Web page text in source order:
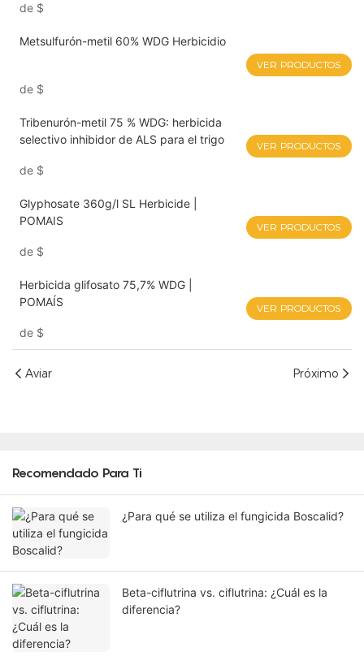
de $
Metsulfurón-metil 60% WDG Herbicidio
de $
VER PRODUCTOS
Tribenurón-metil 75 % WDG: herbicida
selectivo inhibidor de ALS para el trigo
de $
VER PRODUCTOS
Glyphosate 360g/l SL Herbicide |
POMAIS
de $
VER PRODUCTOS
Herbicida glifosato 75,7% WDG |
POMAÍS
de $
VER PRODUCTOS
Aviar Próximo
Recomendado Para Ti
¿Para qué se utiliza el fungicida Boscalid?
Beta-ciflutrina vs. ciflutrina: ¿Cuál es la
diferencia?